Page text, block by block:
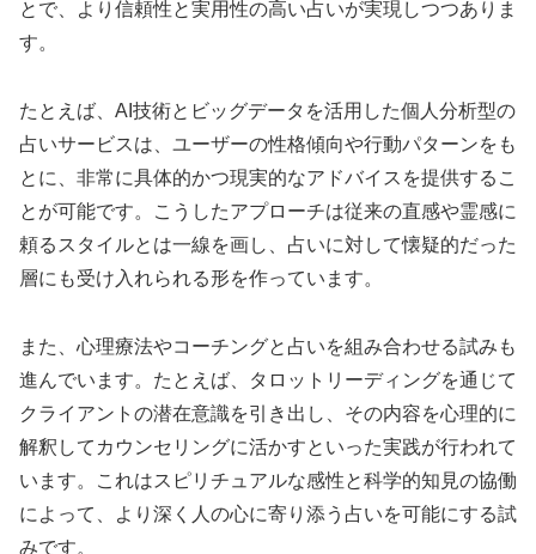
とで、より信頼性と実用性の高い占いが実現しつつありま
す。
たとえば、AI技術とビッグデータを活用した個人分析型の
占いサービスは、ユーザーの性格傾向や行動パターンをも
とに、非常に具体的かつ現実的なアドバイスを提供するこ
とが可能です。こうしたアプローチは従来の直感や霊感に
頼るスタイルとは一線を画し、占いに対して懐疑的だった
層にも受け入れられる形を作っています。
また、心理療法やコーチングと占いを組み合わせる試みも
進んでいます。たとえば、タロットリーディングを通じて
クライアントの潜在意識を引き出し、その内容を心理的に
解釈してカウンセリングに活かすといった実践が行われて
います。これはスピリチュアルな感性と科学的知見の協働
によって、より深く人の心に寄り添う占いを可能にする試
みです。